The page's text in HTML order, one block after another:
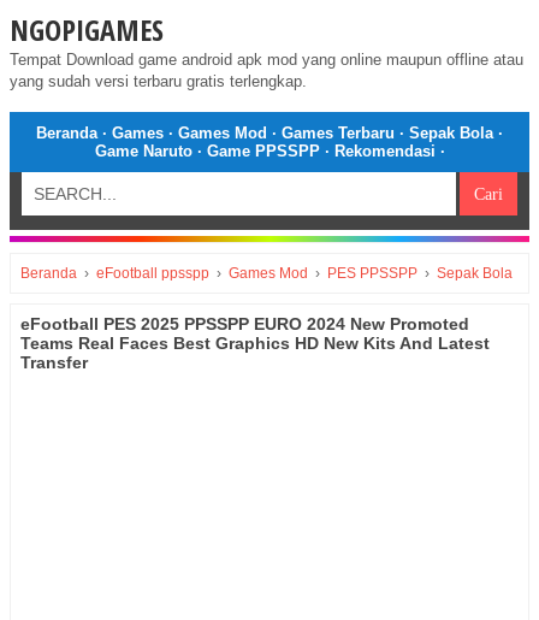
NGOPIGAMES
Tempat Download game android apk mod yang online maupun offline atau
yang sudah versi terbaru gratis terlengkap.
Beranda· Games · Games Mod · Games Terbaru · Sepak Bola·
Game Naruto· Game PPSSPP· Rekomendasi ·
Beranda › eFootball ppsspp › Games Mod › PES PPSSPP › Sepak Bola
eFootball PES 2025 PPSSPP EURO 2024 New Promoted
Teams Real Faces Best Graphics HD New Kits And Latest
Transfer